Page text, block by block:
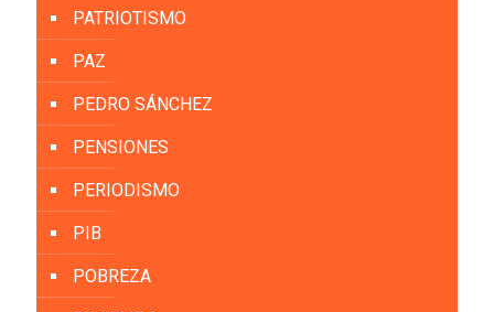
PATRIOTISMO
PAZ
PEDRO SÁNCHEZ
PENSIONES
PERIODISMO
PIB
POBREZA